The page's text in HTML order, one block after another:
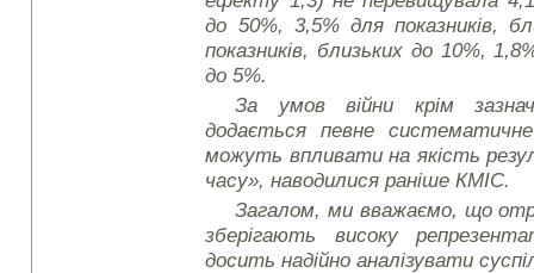
до 50%, 3,5% для показників,
показників, близьких до 10%,
до 5%.
За умов війни крім
додається певне
можуть впливати на якість
часу», наводилися раніше КМІС.
Загалом, ми вважаємо, що
зберігають високу
досить надійно аналізувати